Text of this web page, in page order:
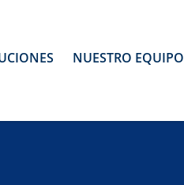
NUESTRO EQUIPO